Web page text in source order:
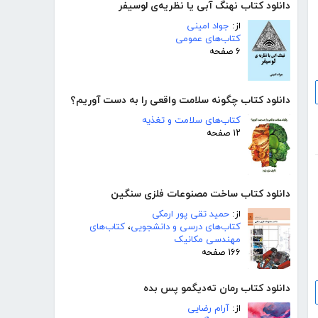
دانلود کتاب نهنگ آبی یا نظریه‌ی لوسیفر
از: جواد امینی
کتاب‌های عمومی
۶ صفحه
دانلود کتاب چگونه سلامت واقعی را به دست آوریم؟
کتاب‌های سلامت و تغذیه
۱۲ صفحه
دانلود کتاب ساخت مصنوعات فلزی سنگین
از: حمید تقی پور ارمکی
کتاب‌های درسی و دانشجویی، کتاب‌های
مهندسی مکانیک
۱۶۶ صفحه
دانلود کتاب رمان ته‌دیگمو پس بده
از: آرام رضایی